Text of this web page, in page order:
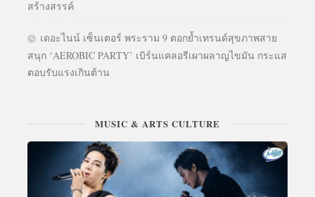
สร้างสรรค์
เดอะไนน์ เซ็นเตอร์ พระราม 9 ตอกย้ำเทรนด์สุขภาพสาย
สนุก ‘AEROBIC PARTY’ เบิร์นแคลอรีเผาผลาญไขมัน กระแส
ตอบรับแรงเกินต้าน
MUSIC & ARTS CULTURE